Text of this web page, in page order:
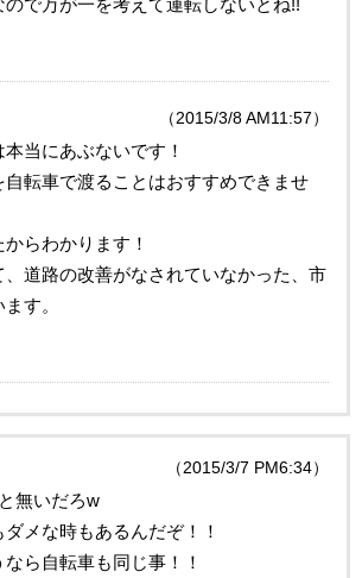
ので万が一を考えて運転しないとね!!
（2015/3/8 AM11:57）
本当にあぶないです！
転車で渡ることはおすすめできませ
らわかります！
、道路の改善がなされていなかった、市
す。
（2015/3/7 PM6:34）
無いだろw
メな時もあるんだぞ！！
ら自転車も同じ事！！